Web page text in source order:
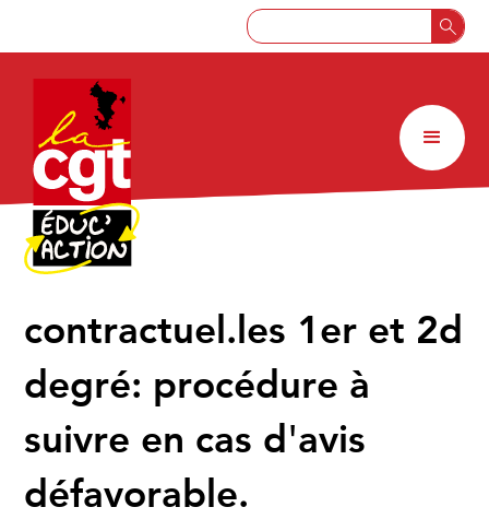
contractuel.les 1er et 2d
degré: procédure à
suivre en cas d'avis
défavorable.